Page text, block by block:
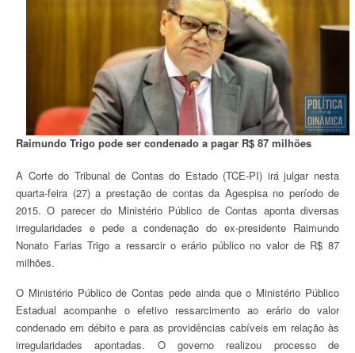
Raimundo Trigo pode ser condenado a pagar R$ 87 milhões
A Corte do Tribunal de Contas do Estado (TCE-PI) irá julgar nesta
quarta-feira (27) a prestação de contas da Agespisa no período de
2015. O parecer do Ministério Público de Contas aponta diversas
irregularidades e pede a condenação do ex-presidente Raimundo
Nonato Farias Trigo a ressarcir o erário público no valor de R$ 87
milhões.
O Ministério Público de Contas pede ainda que o Ministério Público
Estadual acompanhe o efetivo ressarcimento ao erário do valor
condenado em débito e para as providências cabíveis em relação às
irregularidades apontadas. O governo realizou processo de